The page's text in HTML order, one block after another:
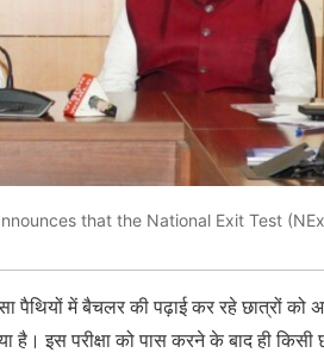
that the National Exit Test
पैथियों में बैचलर की पढ़ाई कर रहे छात्रों को
है। इस परीक्षा को पास करने के बाद ही